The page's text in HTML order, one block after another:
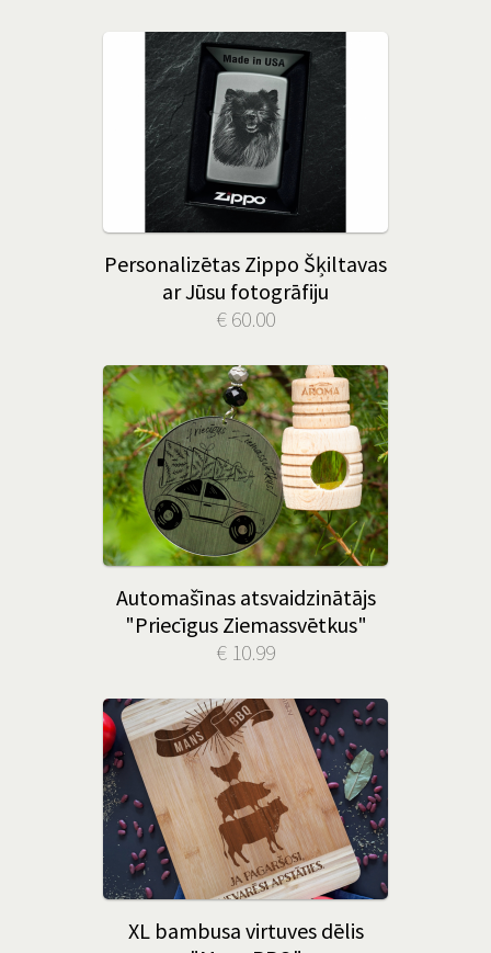
Personalizētas Zippo Šķiltavas
ar Jūsu fotogrāfiju
€ 60.00
Automašīnas atsvaidzinātājs
"Priecīgus Ziemassvētkus"
€ 10.99
XL bambusa virtuves dēlis